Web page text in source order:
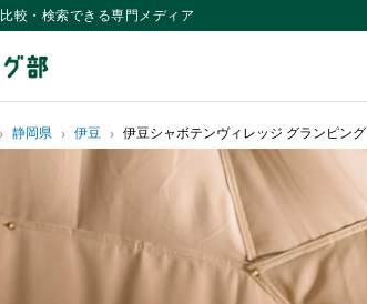
較・検索できる専門メディア
静岡県 伊豆 伊豆シャボテンヴィレッジ グランピング